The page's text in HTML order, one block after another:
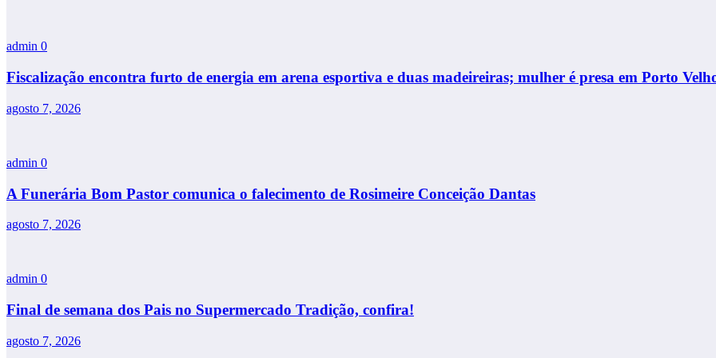
admin 0
Fiscalização encontra furto de energia em arena esportiva e duas madeireiras; mulher é presa em Porto
agosto 7, 2026
admin 0
A Funerária Bom Pastor comunica o falecimento de Rosimeire Conceição Dantas
agosto 7, 2026
admin 0
Final de semana dos Pais no Supermercado Tradição, confira!
agosto 7, 2026